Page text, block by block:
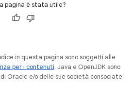
pagina è stata utile?
in questa pagina sono soggetti alle
per i contenuti. Java e OpenJDK sono
Oracle e/o delle sue società consociate.